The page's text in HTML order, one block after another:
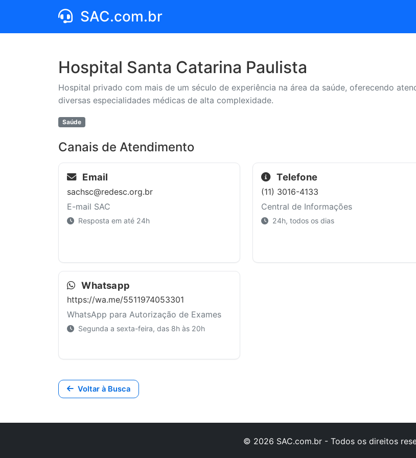
SAC.com.br
Hospital Santa Catarina Paulista
Hospital privado com mais de um século de experiência na área da saúde, oferecendo
diversas especialidades médicas de alta complexidade.
Saúde
Canais de Atendimento
Email
sachsc@redesc.org.br
E-mail SAC
Resposta em até 24h
Telefone
(11) 3016-4133
Central de Informações
24h, todos os dias
Whatsapp
https://wa.me/5511974053301
WhatsApp para Autorização de Exames
Segunda a sexta-feira, das 8h às 20h
Voltar à Busca
© 2026 SAC.com.br - Todos os direitos